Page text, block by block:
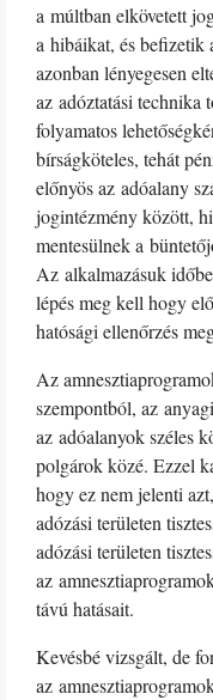
a múltban elkövetett
a hibáikat, és befizetik
azonban lényegesen
az adóztatási technika
folyamatos
bírságköteles, tehát
előnyös az adóalany
jogintézmény között,
mentesülnek a
Az alkalmazásuk
lépés meg kell hogy
hatósági ellenőrzés
Az
szempontból, az
az adóalanyok széles
polgárok közé. Ezzel
hogy ez nem jelenti
adózási területen
adózási területen
az
távú hatásait.
Kevésbé vizsgált, de
az